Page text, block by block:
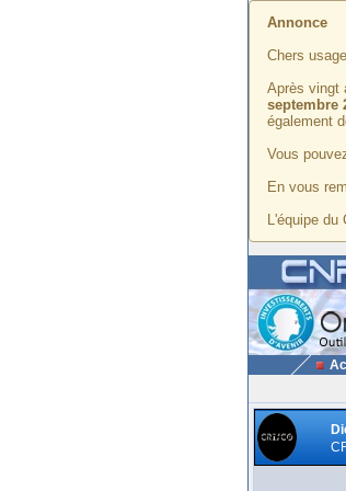
Annonce
Chers
Après vingt
septembre
également
Vous
En vous
L'équipe du